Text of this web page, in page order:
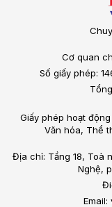
Cơ quan
Số giấy phép:
Giấy phép hoạt
Văn hóa, Thể
Địa chỉ: Tầng 18, Toà
Nghệ,